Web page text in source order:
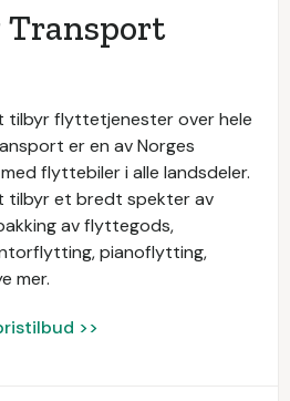
Transport
tilbyr flyttetjenester over hele
er en av Norges
flyttebiler i alle landsdeler.
tilbyr et bredt spekter av
av flyttegods,
pianoflytting,
mer.
>>